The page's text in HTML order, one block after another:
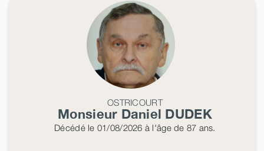
OSTRICOURT
Monsieur Daniel DUDEK
Décédéle 01/08/2026 à l'âge de 87 ans.